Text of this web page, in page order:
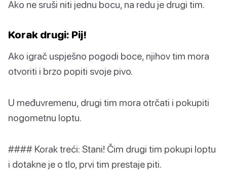
Ako ne sruši niti jednu bocu, na redu je drugi tim.
Korak drugi: Pij!
Ako igrač uspješno pogodi boce, njihov tim mora
otvoriti i brzo popiti svoje pivo.
U međuvremenu, drugi tim mora otrčati i pokupiti
nogometnu loptu.
#### Korak treći: Stani! Čim drugi tim pokupi loptu
i dotakne je o tlo, prvi tim prestaje piti.